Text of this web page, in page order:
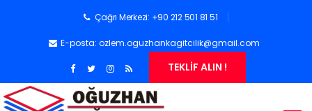
Çağrı Merkezi: +90 212 501 81 51
E-posta: ozlem.oguzhankagitcilik@gmail.com
TEKLİF ALIN !